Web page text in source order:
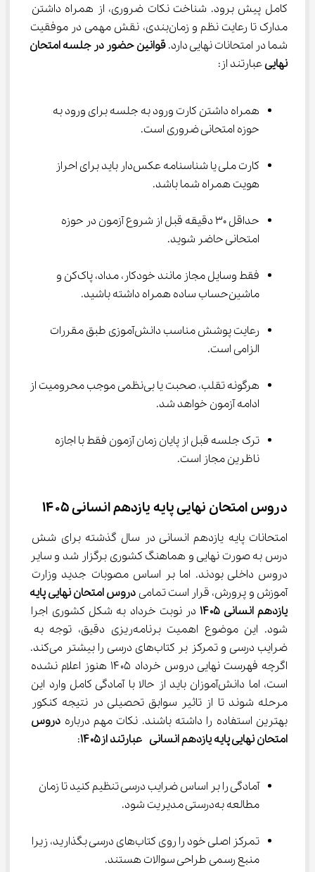
کامل پیش برود. شناخت نکات ضروری، از همراه داشتن
مدارک تا رعایت نظم و زمان‌بندی، نقش مهمی در موفقیت
شما در امتحانات نهایی دارد. قوانین حضور در جلسه امتحان
نهایی عبارتند از:
همراه داشتن کارت ورود به جلسه برای ورود به
حوزه امتحانی ضروری است.
کارت ملی یا شناسنامه عکس‌دار باید برای احراز
هویت همراه شما باشد.
حداقل ۳۰ دقیقه قبل از شروع آزمون در حوزه
امتحانی حاضر شوید.
فقط وسایل مجاز مانند خودکار، مداد، پاک‌کن و
ماشین‌حساب ساده همراه داشته باشید.
رعایت پوشش مناسب دانش‌آموزی طبق مقررات
الزامی است.
هرگونه تقلب، صحبت یا بی‌نظمی موجب محرومیت از
ادامه آزمون خواهد شد.
ترک جلسه قبل از پایان زمان آزمون فقط با اجازه
ناظرین مجاز است.
دروس امتحان نهایی پایه یازدهم انسانی ۱۴۰۵
امتحانات پایه یازدهم انسانی در سال گذشته برای شش
درس به صورت نهایی و هماهنگ کشوری برگزار شد و سایر
دروس داخلی بودند. اما بر اساس مصوبات جدید وزارت
آموزش و پرورش، قرار است تمامی دروس امتحان نهایی پایه
یازدهم انسانی ۱۴۰۵
در نوبت خرداد به شکل کشوری اجرا
شود. این موضوع اهمیت برنامه‌ریزی دقیق، توجه به
ضرایب درسی و تمرکز بر کتاب‌های درسی را بیشتر می‌کند.
اگرچه فهرست نهایی دروس خرداد ۱۴۰۵ هنوز اعلام نشده
است، اما دانش‌آموزان باید از حالا با آمادگی کامل وارد این
مرحله شوند تا از تاثیر سوابق تحصیلی در نتیجه کنکور
بهترین استفاده را داشته باشند. نکات مهم درباره دروس
امتحان نهایی پایه یازدهم انسانی  عبارتند از۱۴۰۵
:
آمادگی را بر اساس ضرایب درسی تنظیم کنید تا زمان
مطالعه به‌درستی مدیریت شود.
تمرکز اصلی خود را روی کتاب‌های درسی بگذارید، زیرا
منبع رسمی طراحی سوالات هستند.